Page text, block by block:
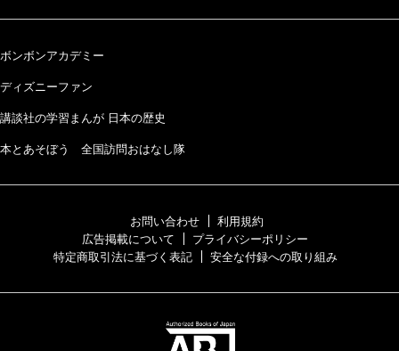
ボンボンアカデミー
ディズニーファン
講談社の学習まんが 日本の歴史
本とあそぼう 全国訪問おはなし隊
お問い合わせ
利用規約
広告掲載について
プライバシーポリシー
特定商取引法に基づく表記
安全な付録への取り組み